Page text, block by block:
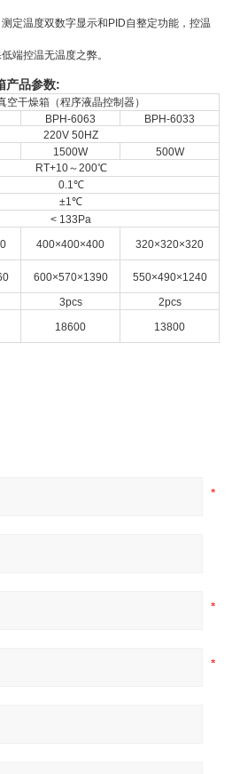
定温度双数字显示和PID自整定功能，控温
端控温无温度之弊。
产品参数:
空干燥箱（程序液晶控制器）
BPH-6063
BPH-6033
220V 50HZ
1500W
500W
RT+10～200℃
0.1℃
±1℃
< 133Pa
400×400×400
320×320×320
600×570×1390
550×490×1240
3pcs
2pcs
18600 13800